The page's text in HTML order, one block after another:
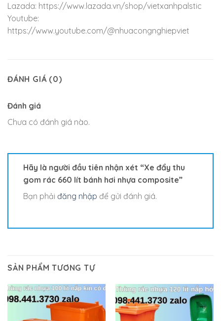
Lazada: https://www.lazada.vn/shop/vietxanhpalstic
Youtube:
https://www.youtube.com/@nhuacongnghiepviet
ĐÁNH GIÁ (0)
Đánh giá
Chưa có đánh giá nào.
Hãy là người đầu tiên nhận xét “Xe đẩy thu
gom rác 660 lít bánh hơi nhựa composite”
Bạn phải đăng nhập để gửi đánh giá.
SẢN PHẨM TƯƠNG TỰ